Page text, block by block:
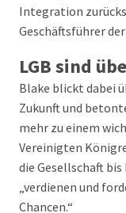
Integration
Geschäftsführer
LGB sind
Blake blickt dabei
Zukunft und
mehr zu einem
Vereinigten
die Gesellschaft
„verdienen und
Chancen.“